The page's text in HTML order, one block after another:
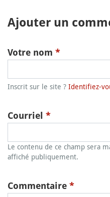
Ajouter un
Votre nom *
Inscrit sur le site ? Identifiez-
Courriel *
Le contenu de ce champ sera
affiché publiquement.
Commentaire *